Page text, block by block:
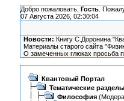
Добро пожаловать, Гость.
07 Августа 2026, 02:30:04
Новости: Книгу С.Доронина
Материалы старого сайта
О замеченных глюках просьба
Квантовый Портал
Тематические разделы
Философия